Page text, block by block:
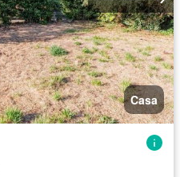
Casa